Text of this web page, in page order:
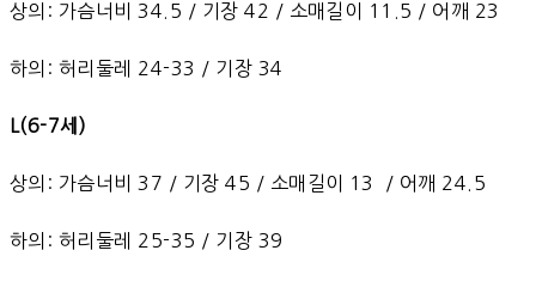
상의: 가슴너비 34.5 / 기장 42 / 소매길이 11.5 / 어깨 23
하의: 허리둘레 24-33 / 기장 34
L(6-7세)
상의: 가슴너비 37 / 기장 45 / 소매길이 13 / 어깨 24.5
하의: 허리둘레 25-35 / 기장 39